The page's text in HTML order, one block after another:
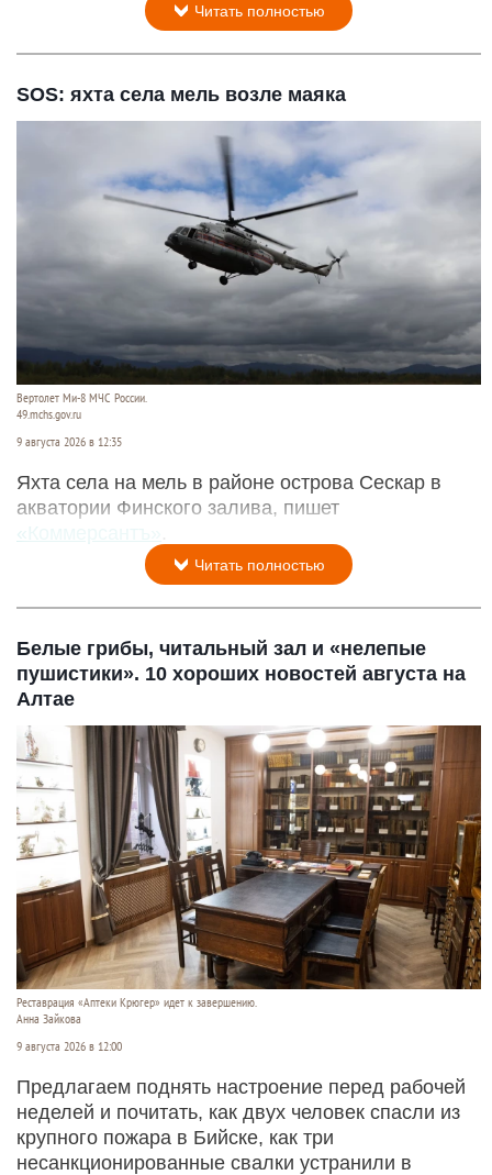
Читать полностью
SOS: яхта села мель возле маяка
Вертолет Ми-8 МЧС России.
49.mchs.gov.ru
9 августа 2026 в 12:35
Яхта села на мель в районе острова Сескар в
акватории Финского залива, пишет
«Коммерсантъ»
Читать полностью
Белые грибы, читальный зал и «нелепые
пушистики». 10 хороших новостей августа на
Алтае
Реставрация «Аптеки Крюгер» идет к завершению.
Анна Зайкова
9 августа 2026 в 12:00
Предлагаем поднять настроение перед рабочей
неделей и почитать, как двух человек спасли из
крупного пожара в Бийске, как три
несанкционированные свалки устранили в